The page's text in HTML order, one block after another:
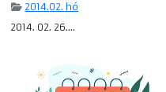
2014.02. hó
2014. 02. 26....